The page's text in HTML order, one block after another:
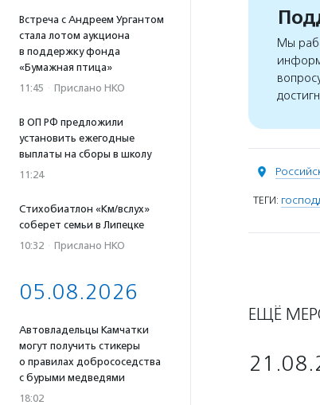
Встреча с Андреем Ургантом
стала лотом аукциона
в поддержку фонда
«Бумажная птица»
11:45 · Прислано НКО
В ОП РФ предложили
установить ежегодные
выплаты на сборы в школу
11:24
Стихобиатлон «Км/вслух»
соберет семьи в Липецке
10:32 · Прислано НКО
05.08.2026
Автовладельцы Камчатки
могут получить стикеры
о правилах добрососедства
с бурыми медведями
18:02
Мы
ТЕГИ:
ЕЩЁ